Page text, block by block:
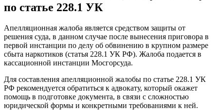
по статье 228.1 УК
Апелляционная жалоба является средством защиты от
решения суда, в данном случае после вынесения приговора в
первой инстанции по делу об обвинению в крупном размере
сбыта наркотиков (статья 228.1 УК РФ). Жалоба подается в
кассационной инстанции Мосгорсуда.
Для составления апелляционной жалобы по статье 228.1 УК
РФ рекомендуется обратиться к адвокату, который окажет
помощь в подготовке документа, в связи с сложностью
юридической формы и конкретными требованиями к ней.